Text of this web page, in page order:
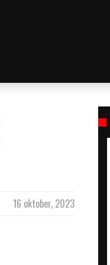
16 oktober, 2023